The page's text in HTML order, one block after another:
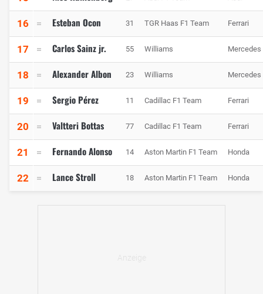
16 Esteban Ocon 31 TGR Haas F1 Team Ferrari
17 Carlos Sainz jr. 55 Williams Mercedes
18 Alexander Albon 23 Williams Mercedes
19 Sergio Pérez 11 Cadillac F1 Team Ferrari
20 Valtteri Bottas 77 Cadillac F1 Team Ferrari
21 Fernando Alonso 14 Aston Martin F1 Team Honda
22 Lance Stroll 18 Aston Martin F1 Team Honda